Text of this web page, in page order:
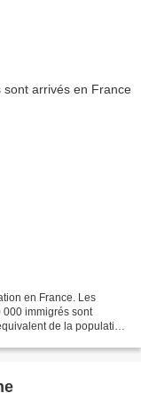
en France. Les
000 immigrés sont
de la population